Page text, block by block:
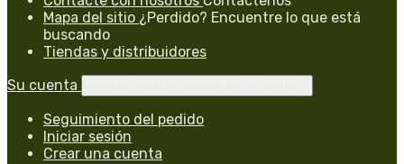
Mapa del sitio ¿Perdido? Encuentre lo que está
buscando
Tiendas y distribuidores
Su cuenta
Seguimiento del pedido
Iniciar sesión
Crear una cuenta